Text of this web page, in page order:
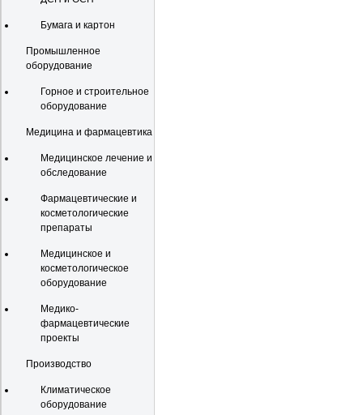
Бумага и картон
Промышленное
оборудование
Горное и строительное
оборудование
Медицина и фармацевтика
Медицинское лечение и
обследование
Фармацевтические и
косметологические
препараты
Медицинское и
косметологическое
оборудование
Медико-
фармацевтические
проекты
Производство
Климатическое
оборудование